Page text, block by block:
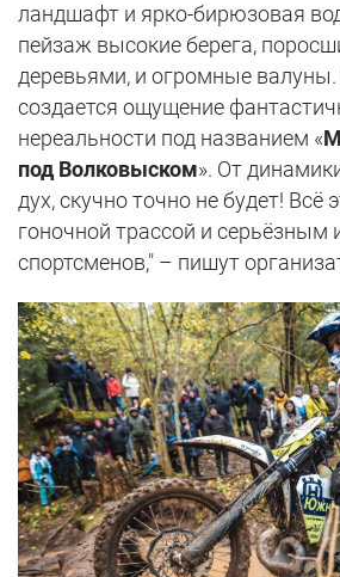
ландшафт и ярко-бирюзовая
пейзаж высокие берега,
деревьями, и огромные
создается ощущение
нереальности под названием «
под Волковыском». От
дух, скучно точно не будет! Всё
гоночной трассой и серьёзным
спортсменов," – пишут